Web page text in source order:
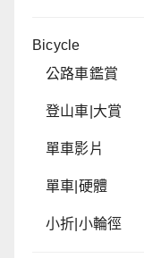
Bicycle
公路車鑑賞
登山車|大賞
單車影片
單車|硬體
小折|小輪徑